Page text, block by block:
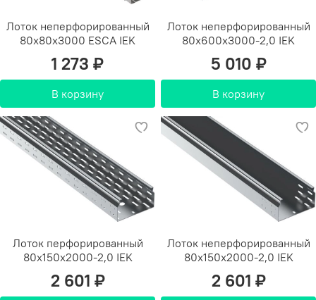
Лоток неперфорированный
80х80х3000 ESCA IEK
1 273 ₽
В корзину
Лоток неперфорированный
80х600х3000-2,0 IEK
5 010 ₽
В корзину
Лоток перфорированный
80х150х2000-2,0 IEK
2 601 ₽
Лоток неперфорированный
80х150х2000-2,0 IEK
2 601 ₽